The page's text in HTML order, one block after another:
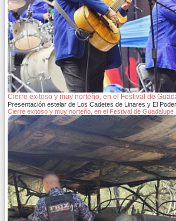
Cierre exitoso y muy norteño, en el Festival de
Presentación estelar de Los Cadetes de Linares y El
Cierre exitoso y muy norteño, en el Festival de Guadalupe